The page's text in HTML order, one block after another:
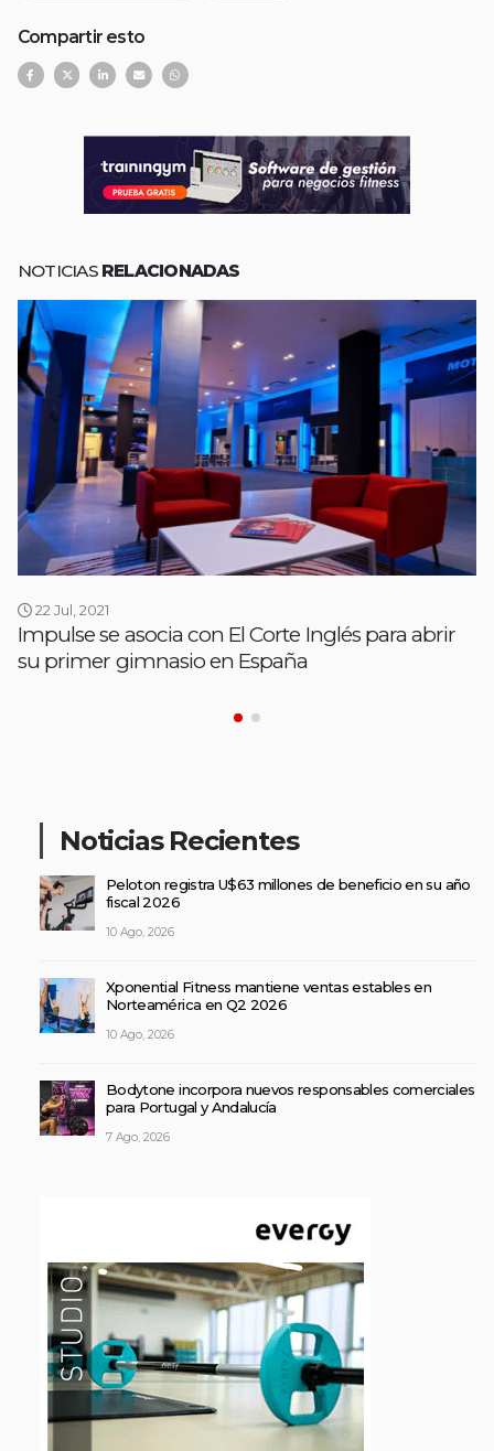
Compartir esto
NOTICIAS RELACIONADAS
22 Jul, 2021
Impulse se asocia con El Corte Inglés para abrir
su primer gimnasio en España
Noticias Recientes
Peloton registra U$63 millones de beneficio en su año
fiscal 2026
10 Ago, 2026
Xponential Fitness mantiene ventas estables en
Norteamérica en Q2 2026
10 Ago, 2026
Bodytone incorpora nuevos responsables comerciales
para Portugal y Andalucía
7 Ago, 2026